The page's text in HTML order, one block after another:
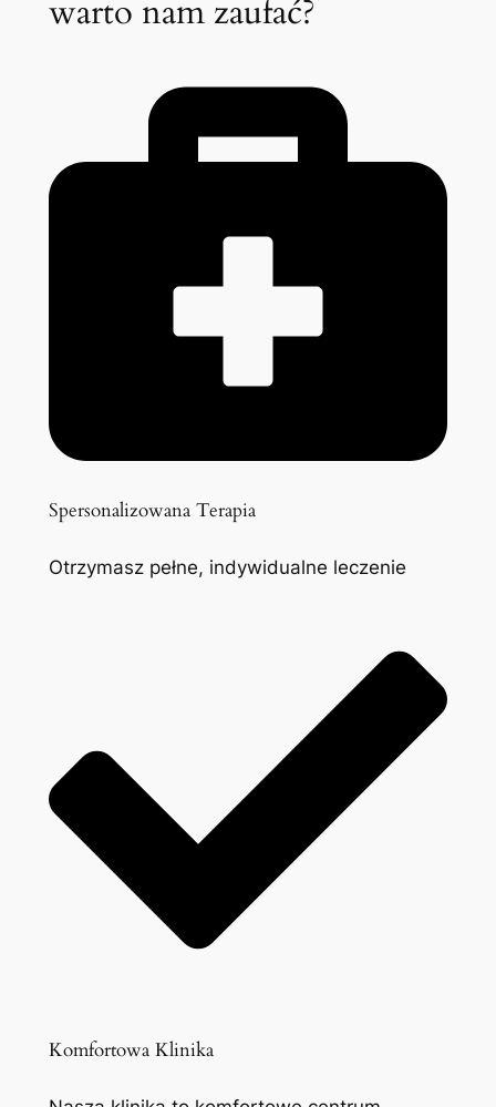
warto nam zaufać?
Spersonalizowana Terapia
Otrzymasz pełne, indywidualne leczenie
Komfortowa Klinika